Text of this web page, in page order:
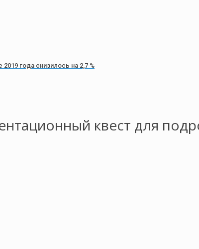
года снизилось на 2,7 %
квест для